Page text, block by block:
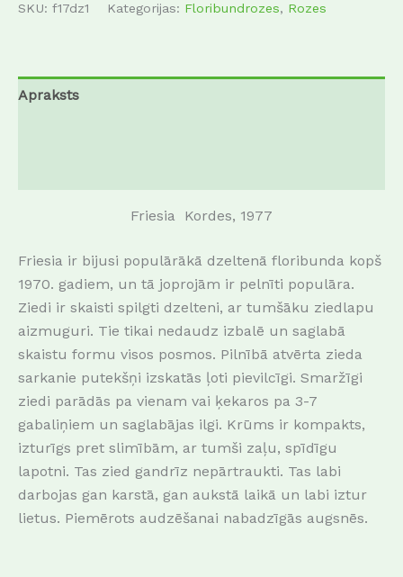
SKU: f17dz1 Kategorijas: Floribundrozes, Rozes
Apraksts
Friesia Kordes, 1977
Friesia ir bijusi populārākā dzeltenā floribunda kopš
1970. gadiem, un tā joprojām ir pelnīti populāra.
Ziedi ir skaisti spilgti dzelteni, ar tumšāku ziedlapu
aizmuguri. Tie tikai nedaudz izbalē un saglabā
skaistu formu visos posmos. Pilnībā atvērta zieda
sarkanie putekšņi izskatās ļoti pievilcīgi. Smaržīgi
ziedi parādās pa vienam vai ķekaros pa 3-7
gabaliņiem un saglabājas ilgi. Krūms ir kompakts,
izturīgs pret slimībām, ar tumši zaļu, spīdīgu
lapotni. Tas zied gandrīz nepārtraukti. Tas labi
darbojas gan karstā, gan aukstā laikā un labi iztur
lietus. Piemērots audzēšanai nabadzīgās augsnēs.